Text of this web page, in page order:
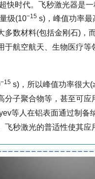
快时代。飞秒激光器是
级(10−15 s)，峰值功率
数材料(包括金刚石)，
航空航天、生物医疗等
−15 s)，所以峰值功率很大
分子聚合物等，甚至可应
等人在铝表面通过制
秒激光的普适性使其应